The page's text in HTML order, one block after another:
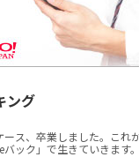
ング
ス、卒業しました。これ
バック」で生きていきます。